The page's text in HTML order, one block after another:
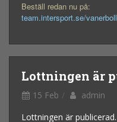
Beställ redan nu på:
team.intersport.se/
Lottningen är
15 Feb
admin
Lottningen är